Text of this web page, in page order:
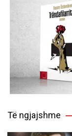
Të ngjajshme